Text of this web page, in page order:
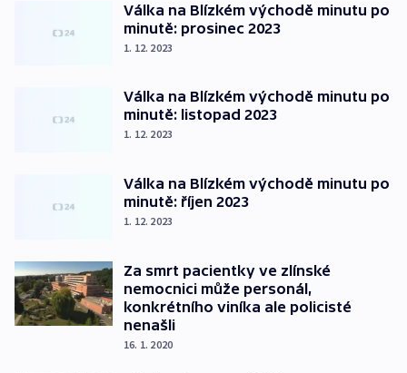
Válka na Blízkém východě minutu po
minutě: prosinec 2023
1. 12. 2023
Válka na Blízkém východě minutu po
minutě: listopad 2023
1. 12. 2023
Válka na Blízkém východě minutu po
minutě: říjen 2023
1. 12. 2023
Za smrt pacientky ve zlínské
nemocnici může personál,
konkrétního viníka ale policisté
nenašli
16. 1. 2020